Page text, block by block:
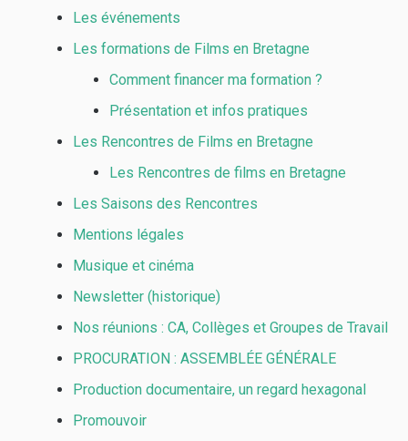
Les événements
Les formations de Films en Bretagne
Comment financer ma formation ?
Présentation et infos pratiques
Les Rencontres de Films en Bretagne
Les Rencontres de films en Bretagne
Les Saisons des Rencontres
Mentions légales
Musique et cinéma
Newsletter (historique)
Nos réunions : CA, Collèges et Groupes de Travail
PROCURATION : ASSEMBLÉE GÉNÉRALE
Production documentaire, un regard hexagonal
Promouvoir